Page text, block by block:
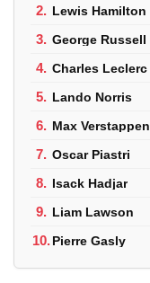
2. Lewis Hamilton
3. George Russell
4. Charles Leclerc
5. Lando Norris
6. Max Verstappen
7. Oscar Piastri
8. Isack Hadjar
9. Liam Lawson
10.Pierre Gasly